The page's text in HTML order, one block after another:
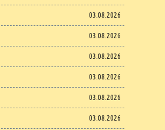
03.08.2026
03.08.2026
03.08.2026
03.08.2026
03.08.2026
03.08.2026